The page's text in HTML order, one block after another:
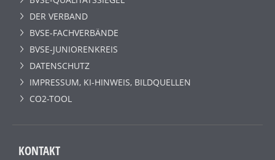
DER VERBAND
BVSE-FACHVERBÄNDE
BVSE-JUNIORENKREIS
DATENSCHUTZ
IMPRESSUM, KI-HINWEIS, BILDQUELLEN
CO2-TOOL
KONTAKT